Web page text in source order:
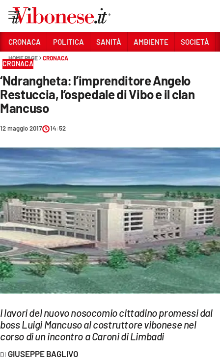
Sezioni
CRONACA
POLITICA
SOCIETÀ
CULTURA
ECONOMIA E LAVORO
EVENTI
SPORT
Streaming
LAC TV
LAC NETWORK
LAC ONAIR
CRONACA POLITICA SANITÀ AMBIENTE SOCIETÀ
HOME PAGE CRONACA
CRONACA
‘Ndrangheta: l’imprenditore Angelo
Restuccia, l’ospedale di Vibo e il clan
Mancuso
12 maggio 2017 14:52
I lavori del nuovo nosocomio cittadino promessi dal
boss Luigi Mancuso al costruttore vibonese nel
corso di un incontro a Caroni di Limbadi
GIUSEPPE BAGLIVO